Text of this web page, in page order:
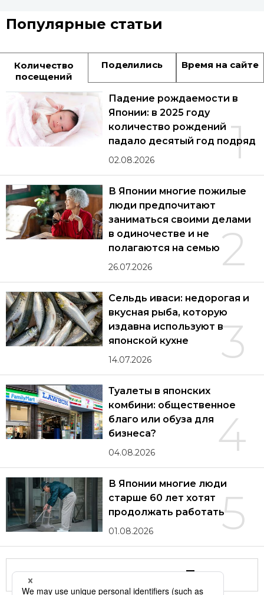
Популярные статьи
Количество
посещений
Поделились Время на сайте
1
Падение рождаемости в
Японии: в 2025 году
количество рождений
падало десятый год подряд
02.08.2026
2
В Японии многие пожилые
люди предпочитают
заниматься своими делами
в одиночестве и не
полагаются на семью
26.07.2026
3
Сельдь иваси: недорогая и
вкусная рыба, которую
издавна используют в
японской кухне
14.07.2026
4
Туалеты в японских
комбини: общественное
благо или обуза для
бизнеса?
04.08.2026
5
В Японии многие люди
старше 60 лет хотят
продолжать работать
01.08.2026
Другие статьи по теме